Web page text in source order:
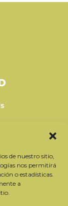
de nuestro sitio,
nos permitirá
o estadísticas.
a